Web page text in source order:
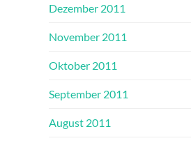
Dezember 2011
November 2011
Oktober 2011
September 2011
August 2011